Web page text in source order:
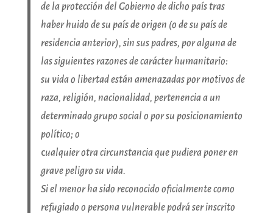
de la protección del Gobierno de dicho país tras
haber huido de su país de origen (o de su país de
residencia anterior), sin sus padres, por alguna de
las siguientes razones de carácter humanitario:
su vida o libertad están amenazadas por motivos de
raza, religión, nacionalidad, pertenencia a un
determinado grupo social o por su posicionamiento
político; o
cualquier otra circunstancia que pudiera poner en
grave peligro su vida.
Si el menor ha sido reconocido oficialmente como
refugiado o persona vulnerable podrá ser inscrito